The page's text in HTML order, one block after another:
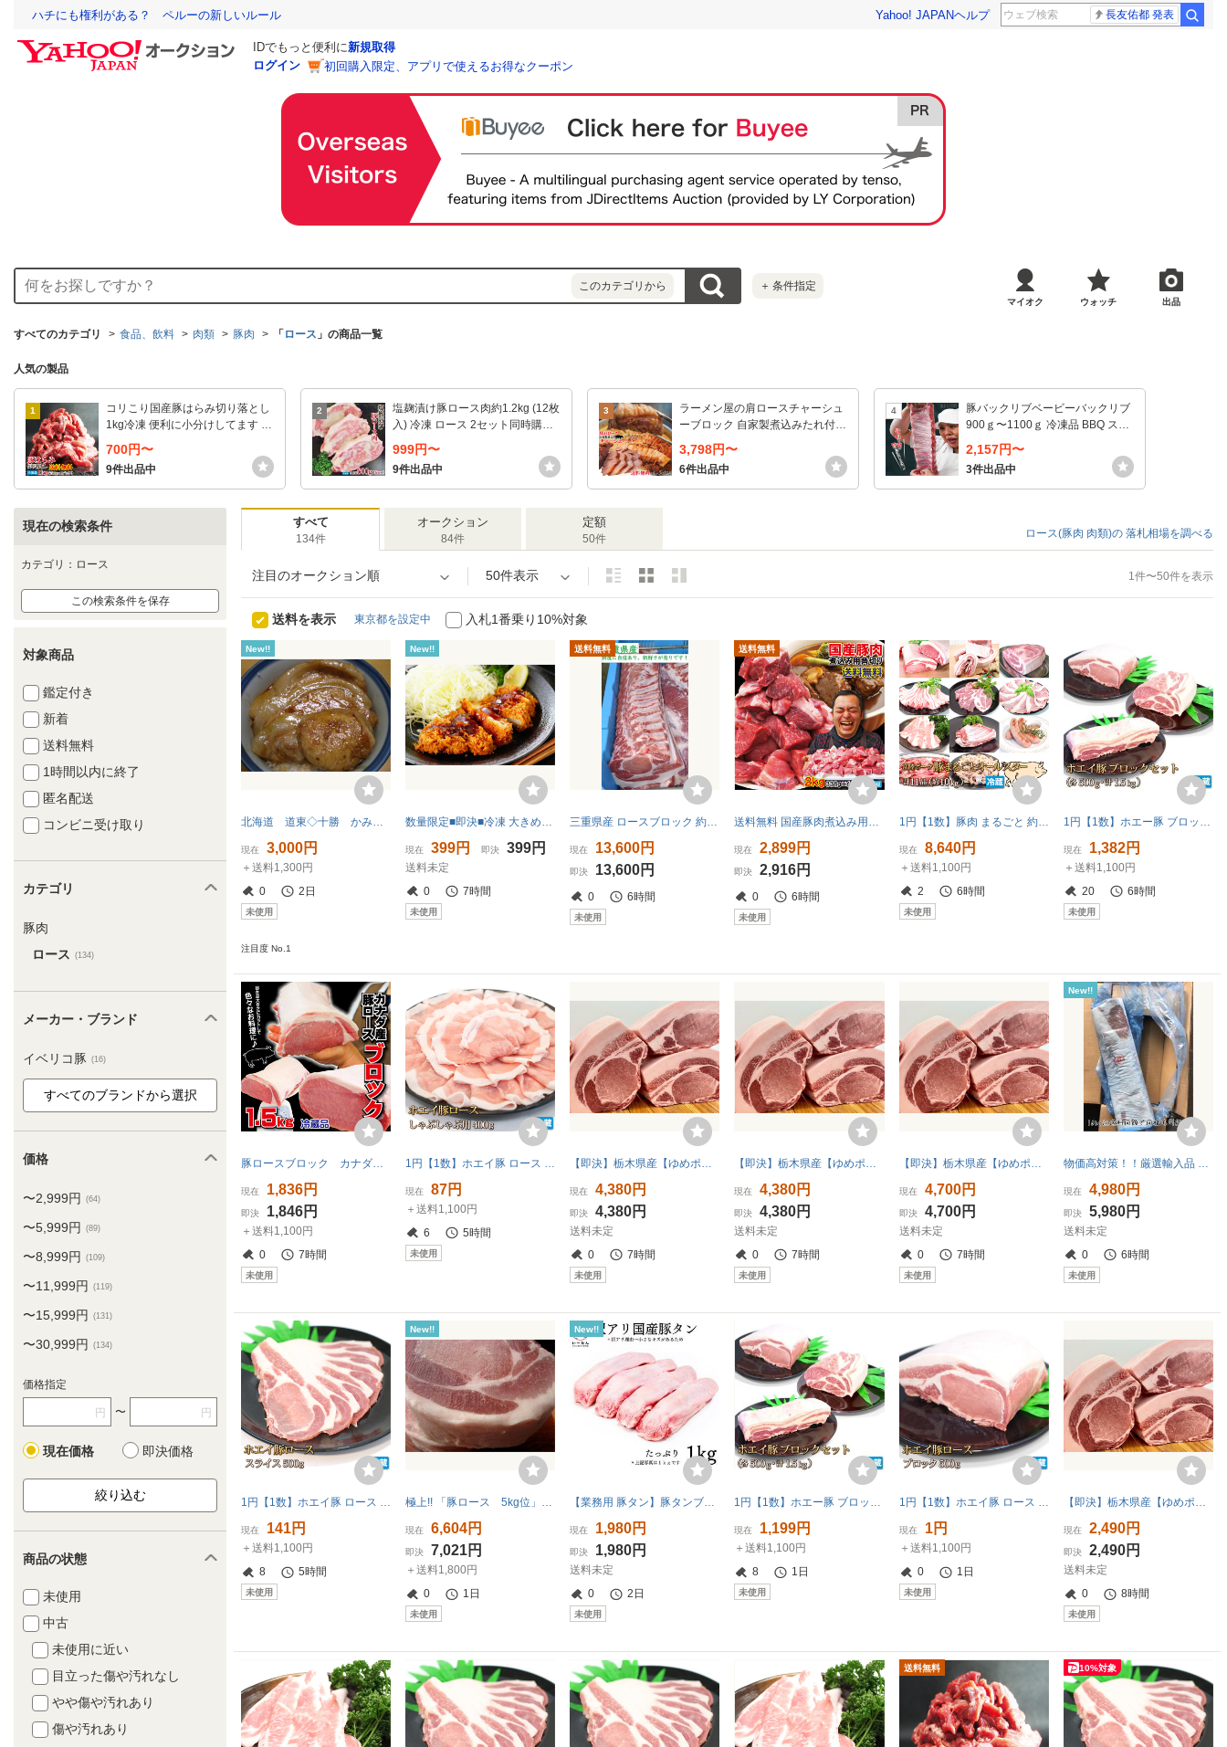
ハチにも権利がある？ ペルーの新しいルール Yahoo! JAPANヘルプ 長友佑都 発表
IDでもっと便利に新規取得
ログイン
初回購入限定、アプリで使えるお得なクーポン
このカテゴリから ＋ 条件指定
マイオク ウォッチ 出品
すべてのカテゴリ 食品、飲料 肉類 豚肉 「 ロース 」の商品一覧
人気の製品
1
コリこり国産豚はらみ切り落とし
1kg冷凍 便利に小分けしてます 2
セット購入でおまけ付き ハラミ
小間肉 コマ
700円〜
9件出品中
2
塩麹漬け豚ロース肉約1.2kg (12枚
入) 冷凍 ロース 2セット同時購入
でおまけ付 やわらか塩麹味付け豚
ぶた肉 こうじ フライパンで調理
999円〜
9件出品中
3
ラーメン屋の肩ロースチャーシュ
ーブロック 自家製煮込みたれ付1.
2Ｋｇ 2セット以上購入でおまけ
付
3,798円〜
6件出品中
4
豚バックリブベービーバックリブ
900ｇ〜1100ｇ 冷凍品 BBQ ステ
ーキ スペアリブ 国産豚肉に負け
ない味わい 骨付き肉
2,157円〜
3件出品中
現在の検索条件
カテゴリ：ロース
この検索条件を保存
対象商品
鑑定付き
新着
送料無料
1時間以内に終了
匿名配送
コンビニ受け取り
カテゴリ
豚肉
ロース (134)
メーカー・ブランド
イベリコ豚 (16)
価格
〜2,999円 (64)
〜5,999円 (89)
〜8,999円 (109)
〜11,999円 (119)
〜15,999円 (131)
〜30,999円 (134)
価格指定
円 〜 円
現在価格 即決価格
商品の状態
未使用
中古
未使用に近い
目立った傷や汚れなし
やや傷や汚れあり
傷や汚れあり
すべて
134件
オークション
84件
定額
50件 ロース(豚肉 肉類)の 落札相場を調べる
注目のオークション順 50件表示 1件〜50件を表示
送料を表示 東京都を設定中 入札1番乗り10%対象
New!!
北海道 道東◇十勝 かみこみ豚 豚丼 ６００ｇ（４人～５人前）
現在 3,000円
＋送料1,300円
0
2日
未使用
注目度 No.1
New!!
数量限定■即決■冷凍 大きめサイズのロースとんかつ150g 3枚(3枚×1袋) 同梱可能
現在 399円 即決 399円
送料未定
0
7時間
未使用
送料無料
三重県産 ロースブロック 約4キロ 冷蔵（チルド）本州、四国、九州送料無料！ 鮮度に自信あり、新鮮さが売りです！
現在 13,600円
即決 13,600円
0 6時間
未使用
送料無料
送料無料 国産豚肉煮込み用・カレー用角切り肉 冷凍 2ｋg 【豚バラ】【豚ロース】
現在 2,899円
即決 2,916円
0 6時間
未使用
1円【1数】豚肉 まるごと 約10kg ブロック スライス ロース バラ ホルモン もつ 小間 セット フランク 焼肉 バーベキュー 業務用 訳 1円
現在 8,640円
＋送料1,100円
2
6時間
未使用
1円【1数】ホエー豚 ブロックセット 豚バラ ロース 肩ロース 各500g 計1.5kg ブロック 業務用 焼肉 4129屋
現在 1,382円
＋送料1,100円
20
6時間
未使用
豚ロースブロック カナダ産 1.5ｋｇ冷蔵品 とんかつ】【生姜焼き】【ポークステーキ】【焼肉】【豚肉】
現在 1,836円
即決 1,846円
＋送料1,100円
0
7時間
未使用
1円【1数】ホエイ豚 ロース しゃぶしゃぶ 400g スライス 4129 焼肉 業務用 訳 大量 生姜焼 鍋 豚スキ 豚丼 業務用 大量 1円スタート 4129
現在 87円
＋送料1,100円
6
5時間
未使用
【即決】栃木県産【ゆめポーク】熟成 豚ロースブロック 1.1㎏【ヒレ下】豪華BBQ ポークソテー とんかつ 生姜焼き 指定農場 [1162]
現在 4,380円
即決 4,380円
送料未定
0
7時間
未使用
【即決】栃木県産【ゆめポーク】熟成 豚ロースブロック 1.1㎏【ヒレ下】豪華BBQ ポークソテー とんかつ 生姜焼き 指定農場 [1168]
現在 4,380円
即決 4,380円
送料未定
0
7時間
未使用
【即決】栃木県産【ゆめポーク】熟成 豚ロースブロック 1.0㎏【リブ側】豪華BBQ ポークソテー とんかつ 生姜焼き [1092]
現在 4,700円
即決 4,700円
送料未定
0
7時間
未使用
New!!
物価高対策！！厳選輸入品 豚ロース/1本ブロック4キロ以上 卸直販 大特価 豚ロース ブロック バックス カツ カツ丼 10kg迄送料同額同梱可！
現在 4,980円
即決 5,980円
送料未定
0
6時間
未使用
1円【1数】ホエイ豚 ロース スライス 500g 4129屋 焼肉 業務用 BBQ 生姜焼 野菜炒 小分 業務用 BBQ バーベキュー 豚丼 鍋 1円スタート
現在 141円
＋送料1,100円
8
5時間
未使用
New!!
極上!! 「豚ロース 5kg位」カナダ産 ASK福袋訳業務用焼肉
現在 6,604円
即決 7,021円
＋送料1,800円
0
1日
未使用
New!!
【業務用 豚タン】豚タンブロック 4本 約1kg｜焼肉用 厚切りOK｜BBQ 冷凍｜鉄板焼き｜ 塩焼き ねぎ塩に 訳あり キャンプ
現在 1,980円
即決 1,980円
送料未定
0
2日
未使用
1円【1数】ホエー豚 ブロックセット 豚バラ ロース 肩ロース 各500g 計1.5kg ブロック 業務用 焼肉 4129屋
現在 1,199円
＋送料1,100円
8
1日
未使用
1円【1数】ホエイ豚 ロース ブロック 500g 焼肉 ステーキ BBQ とんかつ 生姜焼 野菜炒 味噌焼 小分 業務用 BBQ バーベキュー 1円スタート
現在 1円
＋送料1,100円
0
1日
未使用
【即決】栃木県産【ゆめポーク】熟成 豚ロースブロック 890g【ヒレ下】豪華BBQ ポークソテー とんかつ 生姜焼き 指定農場 [0894]
現在 2,490円
即決 2,490円
送料未定
0
8時間
未使用
送料無料 10%対象